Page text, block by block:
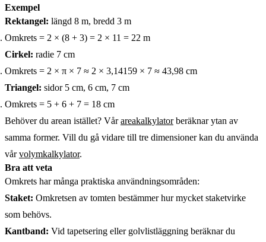
Exempel
Rektangel: längd 8 m, bredd 3 m
Omkrets = 2 × (8 + 3) = 2 × 11 = 22 m
Cirkel: radie 7 cm
Omkrets = 2 × π × 7 ≈ 2 × 3,14159 × 7 ≈ 43,98 cm
Triangel: sidor 5 cm, 6 cm, 7 cm
Omkrets = 5 + 6 + 7 = 18 cm
Behöver du arean istället? Vårareakalkylatorberäknar ytan av
samma former. Vill du gå vidare till tre dimensioner kan du använda
vårvolymkalkylator.
Bra att veta
Omkrets har många praktiska användningsområden:
Staket: Omkretsen av tomten bestämmer hur mycket staketvirke
som behövs.
Kantband: Vid tapetsering eller golvlistläggning beräknar du